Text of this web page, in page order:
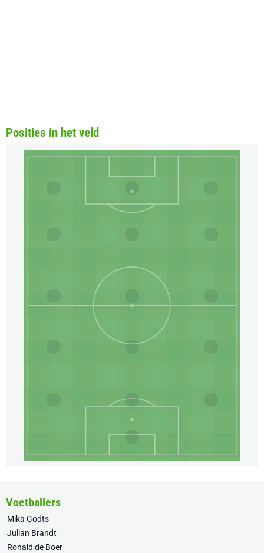
Posities in het veld
Voetballers
Mika Godts
Julian Brandt
Ronald de Boer